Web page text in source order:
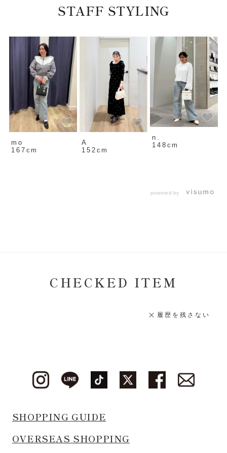
STAFF STYLING
mo
167cm
A
152cm
n.
148cm
powered by
CHECKED ITEM
履歴を残さない
SHOPPING GUIDE
OVERSEAS SHOPPING